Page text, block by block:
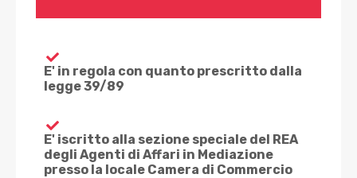
E' in regola con quanto prescritto dalla
legge 39/89
E' iscritto alla sezione speciale del REA
degli Agenti di Affari in Mediazione
presso la locale Camera di Commercio